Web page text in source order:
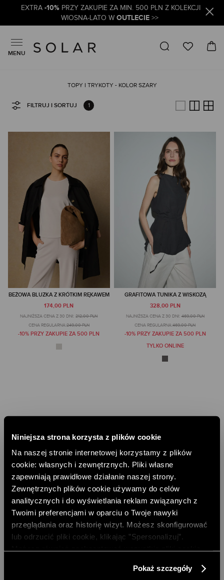
Niniejsza strona korzysta z plików cookie
Na naszej stronie internetowej korzystamy z plików
cookie: własnych i zewnętrznych. Pliki własne
zapewniają prawidłowe działanie naszej strony.
Zewnętrznych plików cookie używamy do celów
analitycznych i do wyświetlania reklam związanych z
Twoimi preferencjami w oparciu o Twoje nawyki
przeglądania oraz historię wizyt. Możesz skonfigurować
lub odrzucić pliki cookie, klikając ”Spersonalizuj”.
Polityce Prywatności
Pokaż szczegóły
EXTRA -10% PRZY ZAKUPIE ZA MIN. 500 PLN Z KOLEKCJI
WIOSNA-LATO W OUTLECIE>>
MENU
TOPY I TRYKOTY - KOLOR SZARY
FILTRUJ I SORTUJ 1
BEŻOWA BLUZKA Z KRÓTKIM RĘKAWEM
174,00 PLN
NAJNIŻSZA CENA Z 30 DNI: 212,00 PLN
CENA REGULARNA:249,00 PLN
-10% PRZY ZAKUPIE ZA 500 PLN
GRAFITOWA TUNIKA Z WISKOZĄ
328,00 PLN
NAJNIŻSZA CENA Z 30 DNI: 469,00 PLN
CENA REGULARNA:469,00 PLN
-10% PRZY ZAKUPIE ZA 500 PLN
TYLKO ONLINE
DARMOWA DOSTAWA DO SKLEPU DARMOWA DOSTAWA OD 499 ZŁ
DARMOWE ZWROTY RATY PAYU 5 X 0%